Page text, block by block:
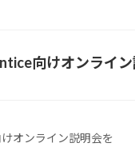
向けオンライ
オンライン説明会を